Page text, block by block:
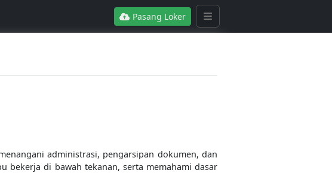
Pasang Loker
administrasi, pengarsipan dokumen, dan
bekerja di bawah tekanan, serta memahami dasar